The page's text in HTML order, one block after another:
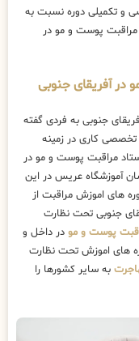
و تکمیلی دوره نسبت به
پوست و مو در
آفریقای جنوبی
جنوبی به فردی گفته
و تجربه تخصصی کاری در زمینه
مراقبت پوست و مو در
آموزشگاه عریس در این
های اموزش مراقبت از
جنوبی تحت نظارت
پوست و مو در داخل و
های اموزش تحت نظارت
به سایر کشورها را